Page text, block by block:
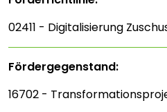
02411 - Digitalisierung
Fördergegenstand:
16702 -